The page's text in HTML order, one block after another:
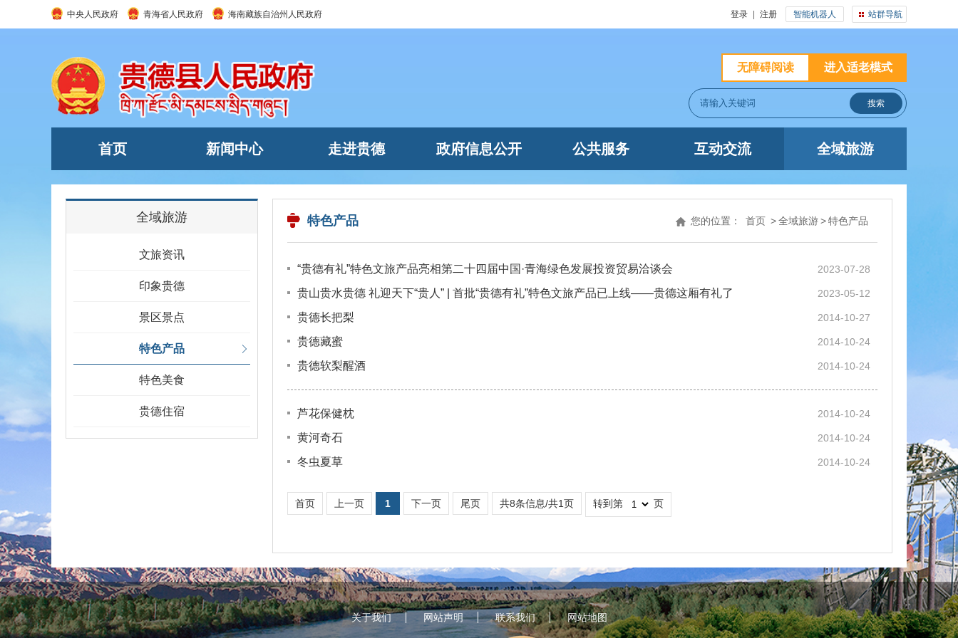
站群导航
登录 注册 智能机器人
中央人民政府 青海省人民政府 海南藏族自治州人民政府
进入适老模式
无障碍阅读
首页 新闻中心 走进贵德 政府信息公开 公共服务 互动交流 全域旅游
全域旅游
文旅资讯
印象贵德
景区景点
特色产品
特色美食
贵德住宿
您的位置： 首页 >全域旅游>特色产品
特色产品
2023-07-28
“贵德有礼”特色文旅产品亮相第二十四届中国·青海绿色发展投资贸易洽谈会
2023-05-12
贵山贵水贵德 礼迎天下“贵人” | 首批“贵德有礼”特色文旅产品已上线——贵德这厢有礼了
2014-10-27
贵德长把梨
2014-10-24
贵德藏蜜
2014-10-24
贵德软梨醒酒
2014-10-24
芦花保健枕
2014-10-24
黄河奇石
2014-10-24
冬虫夏草
首页 上一页 1 下一页 尾页 共8条信息/共1页 转到第 页
关于我们 网站声明 联系我们 网站地图